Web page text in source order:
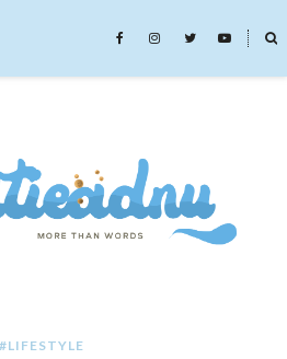
˟
THIS BLOG
#LIFESTYLE